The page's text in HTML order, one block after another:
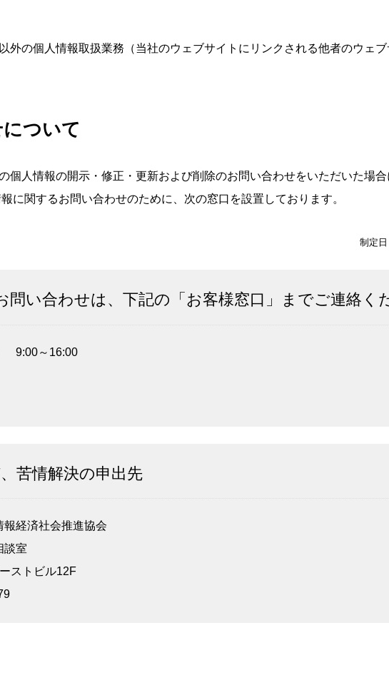
外の個人情報取扱業務（当社のウェブサイトにリンクされる他者のウェ
ついて
人情報の開示・修正・更新および削除のお問い合わせをいただいた場合
に関するお問い合わせのために、次の窓口を設置しております。
制定
い合わせは、下記の「お客様窓口」までご連絡く
9:00～16:00
苦情解決の申出先
経済社会推進協会
室
ストビル12F